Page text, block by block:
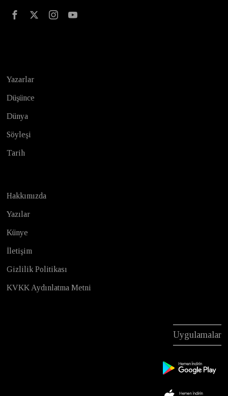
Yazarlar
Düşünce
Dünya
Söyleşi
Tarih
Hakkımızda
Yazılar
Künye
İletişim
Gizlilik Politikası
KVKK Aydınlatma Metni
Uygulamalar